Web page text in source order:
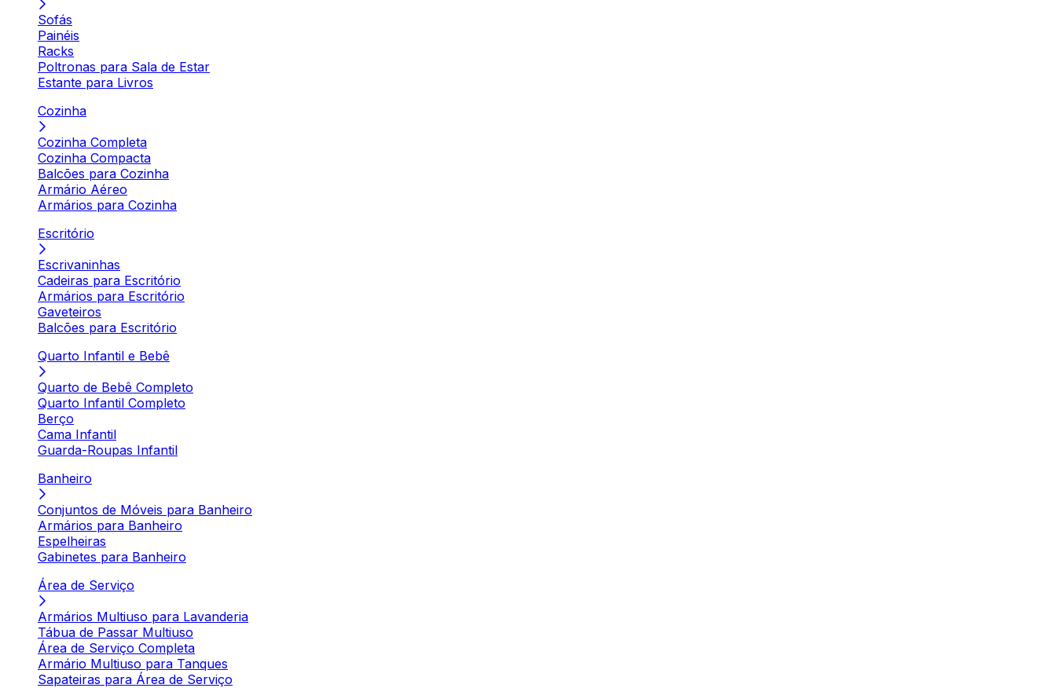
Sofás
Painéis
Racks
Poltronas para Sala de Estar
Estante para Livros
Cozinha
Cozinha Completa
Cozinha Compacta
Balcões para Cozinha
Armário Aéreo
Armários para Cozinha
Escritório
Escrivaninhas
Cadeiras para Escritório
Armários para Escritório
Gaveteiros
Balcões para Escritório
Quarto Infantil e Bebê
Quarto de Bebê Completo
Quarto Infantil Completo
Berço
Cama Infantil
Guarda-Roupas Infantil
Banheiro
Conjuntos de Móveis para Banheiro
Armários para Banheiro
Espelheiras
Gabinetes para Banheiro
Área de Serviço
Armários Multiuso para Lavanderia
Tábua de Passar Multiuso
Área de Serviço Completa
Armário Multiuso para Tanques
Sapateiras para Área de Serviço